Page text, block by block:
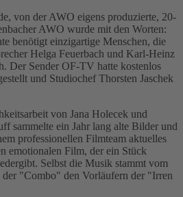
von der AWO eigens produzierte, 20-
AWO wurde mit den Worten:
benötigt einzigartige Menschen, die
Helga Feuerbach und Karl-Heinz
Der Sender OF-TV hatte kostenlos
und Studiochef Thorsten Jaschek
von Jana Holecek und
sammelte ein Jahr lang alte Bilder und
professionellen Filmteam aktuelles
emotionalen Film, der ein Stück
Selbst die Musik stammt vom
"Combo" den Vorläufern der "Irren